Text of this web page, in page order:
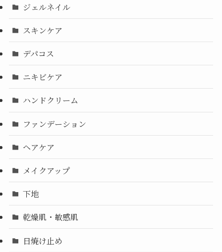
ジェルネイル
スキンケア
デパコス
ニキビケア
ハンドクリーム
ファンデーション
ヘアケア
メイクアップ
下地
乾燥肌・敏感肌
日焼け止め